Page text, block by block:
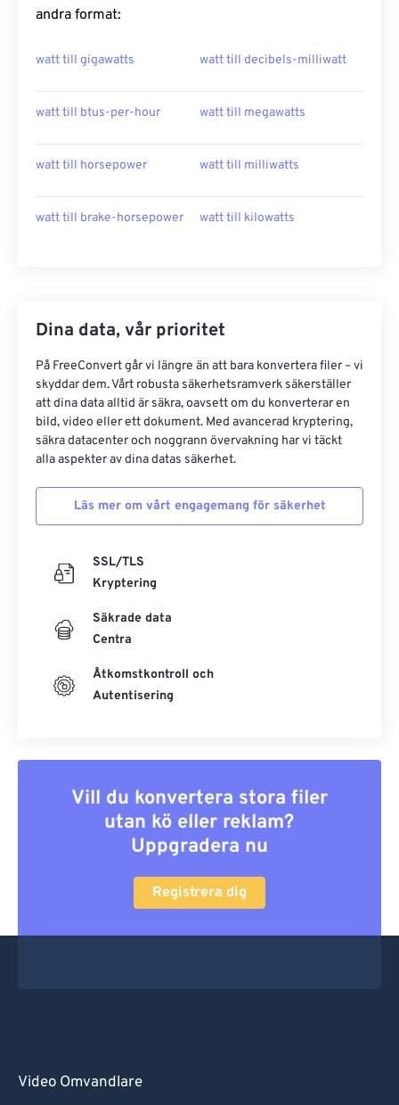
andra format:
watt till gigawatts watt till decibels-milliwatt
watt till btus-per-hour watt till megawatts
watt till horsepower watt till milliwatts
watt till brake-horsepower watt till kilowatts
Dina data, vår prioritet
På FreeConvert går vi längre än att bara konvertera filer – vi
skyddar dem. Vårt robusta säkerhetsramverk säkerställer
att dina data alltid är säkra, oavsett om du konverterar en
bild, video eller ett dokument. Med avancerad kryptering,
säkra datacenter och noggrann övervakning har vi täckt
alla aspekter av dina datas säkerhet.
Läs mer om vårt engagemang för säkerhet
SSL/TLS
Kryptering
Säkrade data
Centra
Åtkomstkontroll och
Autentisering
Vill du konvertera stora filer
utan kö eller reklam?
Uppgradera nu
Registrera dig
Video Omvandlare